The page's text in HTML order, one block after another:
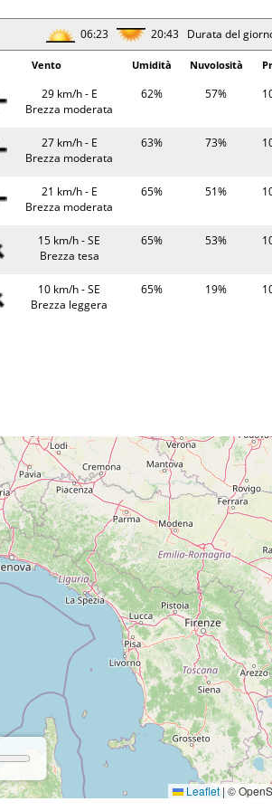
8 km/h - SO
Brezza leggera
Vento
8 km/h - N
Brezza leggera
61%
7 km/h - NO
Brezza leggera
54%
9 km/h - S
49%
12 km/h - SO
51%
5 km/h - N
Bava di vento
55%
13 km/h - S
Brezza tesa
50%
7 km/h - S
Brezza leggera
68%
06:28 20:38 Durata del
Umidità
8 km/h - N
Brezza leggera
68%
8 km/h - N
Brezza leggera
54%
9 km/h - E
Brezza leggera
50%
6 km/h - S
66%
06:23 20:43 Durata del
Vento Umidità Nuvolosità
29 km/h - E
Brezza moderata
62% 57%
27 km/h - E
Brezza moderata
63% 73%
21 km/h - E
Brezza moderata
65% 51%
15 km/h - SE
Brezza tesa
65% 53%
10 km/h - SE
Brezza leggera
65% 19%
5 km/h - SE
Bava di vento
76% 3%
4 km/h - E
Bava di vento
79% 7%
6 km/h - S
Bava di vento
81% 7%
6 km/h - SO
Bava di vento
83% 6%
06:24 20:42 Durata del
Umidità Nuvolosità
5 km/h - N
Bava di vento
85% 0%
5 km/h - NO
Bava di vento
83% 0%
6 km/h - NO
0%